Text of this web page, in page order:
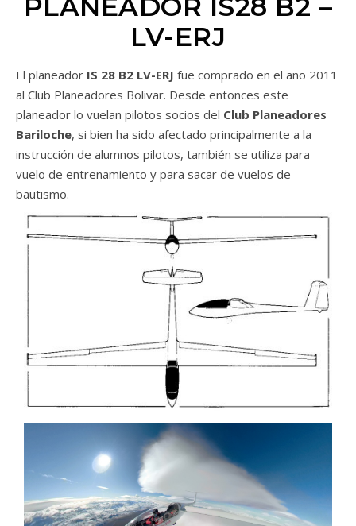
PLANEADOR IS28 B2 –
LV-ERJ
El planeador IS 28 B2 LV-ERJ fue comprado en el año 2011
al Club Planeadores Bolivar. Desde entonces este
planeador lo vuelan pilotos socios del Club Planeadores
Bariloche, si bien ha sido afectado principalmente a la
instrucción de alumnos pilotos, también se utiliza para
vuelo de entrenamiento y para sacar de vuelos de
bautismo.